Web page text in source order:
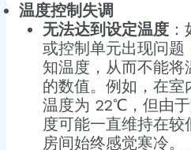
温度控制失调
无法达到设定温度：
或控制单元出现问题
知温度，从而不能将
的数值。例如，在室
温度为 22℃，但由
度可能一直维持在
房间始终感觉寒冷。